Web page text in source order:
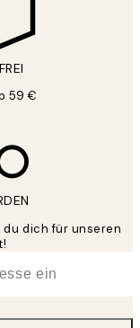
59 €
du dich für unseren